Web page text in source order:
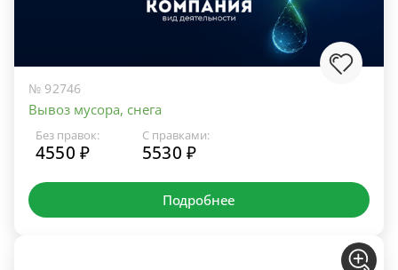
№ 92746
Вывоз мусора, снега
Без правок:
4550 ₽
С правками:
5530 ₽
Подробнее